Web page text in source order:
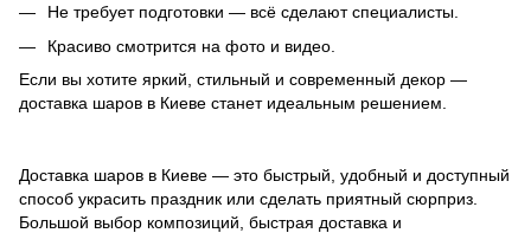
Не требует подготовки — всё сделают специалисты.
Красиво смотрится на фото и видео.
Если вы хотите яркий, стильный и современный декор —
доставка шаров в Киеве станет идеальным решением.
Доставка шаров в Киеве — это быстрый, удобный и доступный
способ украсить праздник или сделать приятный сюрприз.
Большой выбор композиций, быстрая доставка и